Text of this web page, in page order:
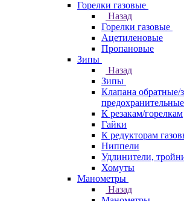
Горелки газовые
Назад
Горелки газовые
Ацетиленовые
Пропановые
Зипы
Назад
Зипы
Клапана обратные/
предохранительные
К резакам/горелкам
Гайки
К редукторам
Ниппели
Удлинители,
Хомуты
Манометры
Назад